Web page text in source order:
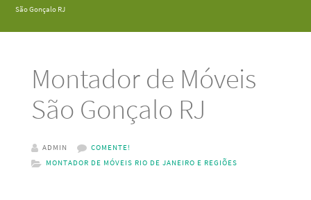
São Gonçalo RJ
Montador de Móveis
São Gonçalo RJ
ADMIN
COMENTE!
MONTADOR DE MÓVEIS RIO DE JANEIRO E REGIÕES